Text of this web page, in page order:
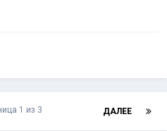
ДАЛЕЕ
1 из 3